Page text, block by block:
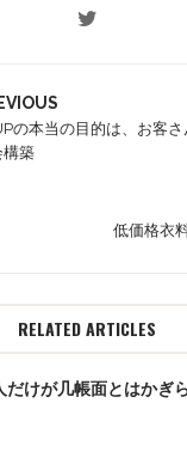
の本当の目的は、お客
構築
低価格衣
RELATED ARTICLES
だけが几帳面とはかぎ